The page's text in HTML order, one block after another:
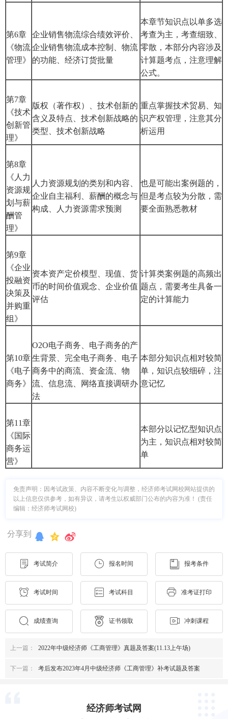
第6章
《物流
管理》
企业销售物流综合绩效评价、
企业销售物流成本控制、物流
的功能、经济订货批量
本章节知识点以单多选
考查为主，考查细致、
零散，本部分内容涉及
计算题考点，注意理解
公式。
第7章
《技术
创新管
理》
版权（著作权）、技术创新的
含义及特点、技术创新战略的
类型、技术创新战略
重点掌握技术贸易、知
识产权管理，注意其分
析运用
第8章
《人力
资源规
划与薪
酬管
理》
人力资源规划的类别和内容、
企业自主福利、薪酬的概念与
构成、人力资源需求预测
也是可能出案例题的，
但是考点较为分散，需
要全面熟悉教材
第9章
《企业
投融资
决策及
并购重
组》
资本资产定价模型、现值、货
币的时间价值观念、企业价值
评估
计算类案例题的高频出
题点，需要考生具备一
定的计算能力
第10章
《电子
商务》
O2O电子商务、电子商务的产
生背景、完全电子商务、电子
商务中的商流、资金流、物
流、信息流、网络直接调研办
法
本部分知识点相对较简
单，知识点较细碎，注
意记忆
第11章
《国际
商务运
营》
本部分以记忆型知识点
为主，知识点相对较简
单
免责声明：因考试政策、内容不断变化与调整，经济师考试网校网站提供的
以上信息仅供参考，如有异议，请考生以权威部门公布的内容为准！ (责任
编辑：经济师考试网校)
分享到
考试简介 报名时间 报考条件
考试时间 考试科目 准考证打印
成绩查询 证书领取 冲刺课程
上一篇： 2022年中级经济师《工商管理》真题及答案(11.13上午场)
下一篇： 考后发布2023年4月中级经济师《工商管理》补考试题及答案
经济师考试网